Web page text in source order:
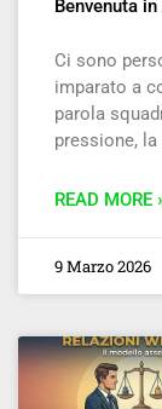
Benvenuta
Ci sono
imparato a
parola
pressione,
READ MORE
9 Marzo 2026